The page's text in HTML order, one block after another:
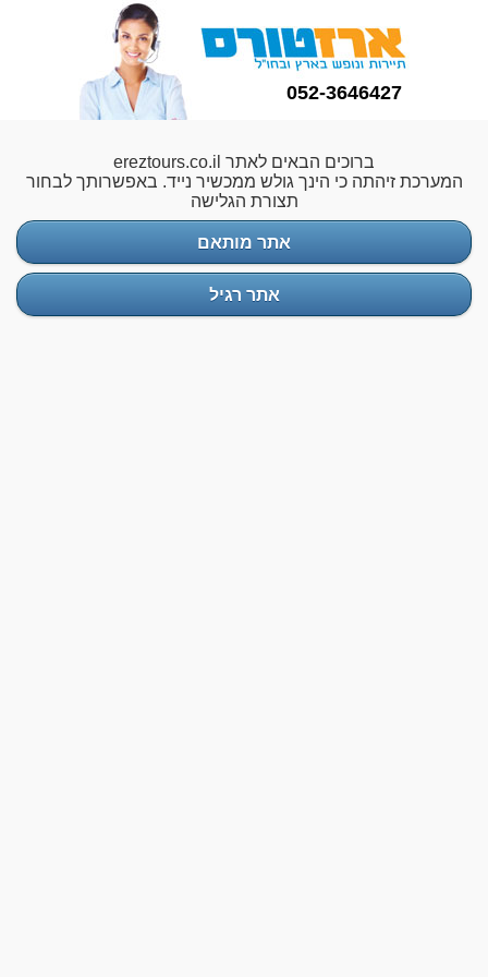
052-3646427
ברוכים הבאים לאתר ereztours.co.il
המערכת זיהתה כי הינך גולש ממכשיר נייד. באפשרותך לבחור
תצורת הגלישה
אתר מותאם
אתר רגיל